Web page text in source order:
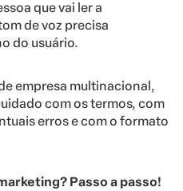
que vai ler a
de voz precisa
do usuário.
empresa multinacional,
com os termos, com
erros e com o formato
Passo a passo!